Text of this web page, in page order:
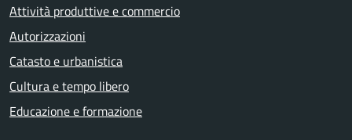
Attività produttive e commercio
Autorizzazioni
Catasto e urbanistica
Cultura e tempo libero
Educazione e formazione